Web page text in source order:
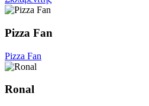
Pizza Fan
Pizza Fan
Ronal